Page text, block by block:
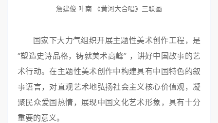
詹建俊 叶南 《黄河大合唱》三联画
国家下大力气组织开展主题性美术创作工程，是
“塑造史诗品格，铸就美术高峰” ，讲好中国故事的艺
术行动。在主题性美术创作中构建具有中国特色的叙
事语言，对直观艺术地弘扬社会主义核心价值观，凝
聚民众爱国热情，展现中国文化艺术形象，具有十分
重要的意义。